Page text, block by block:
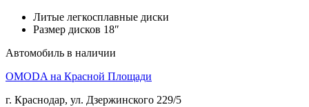
Литые легкосплавные диски
Размер дисков 18″
Автомобиль в наличии
OMODA на Красной Площади
г. Краснодар, ул. Дзержинского 229/5